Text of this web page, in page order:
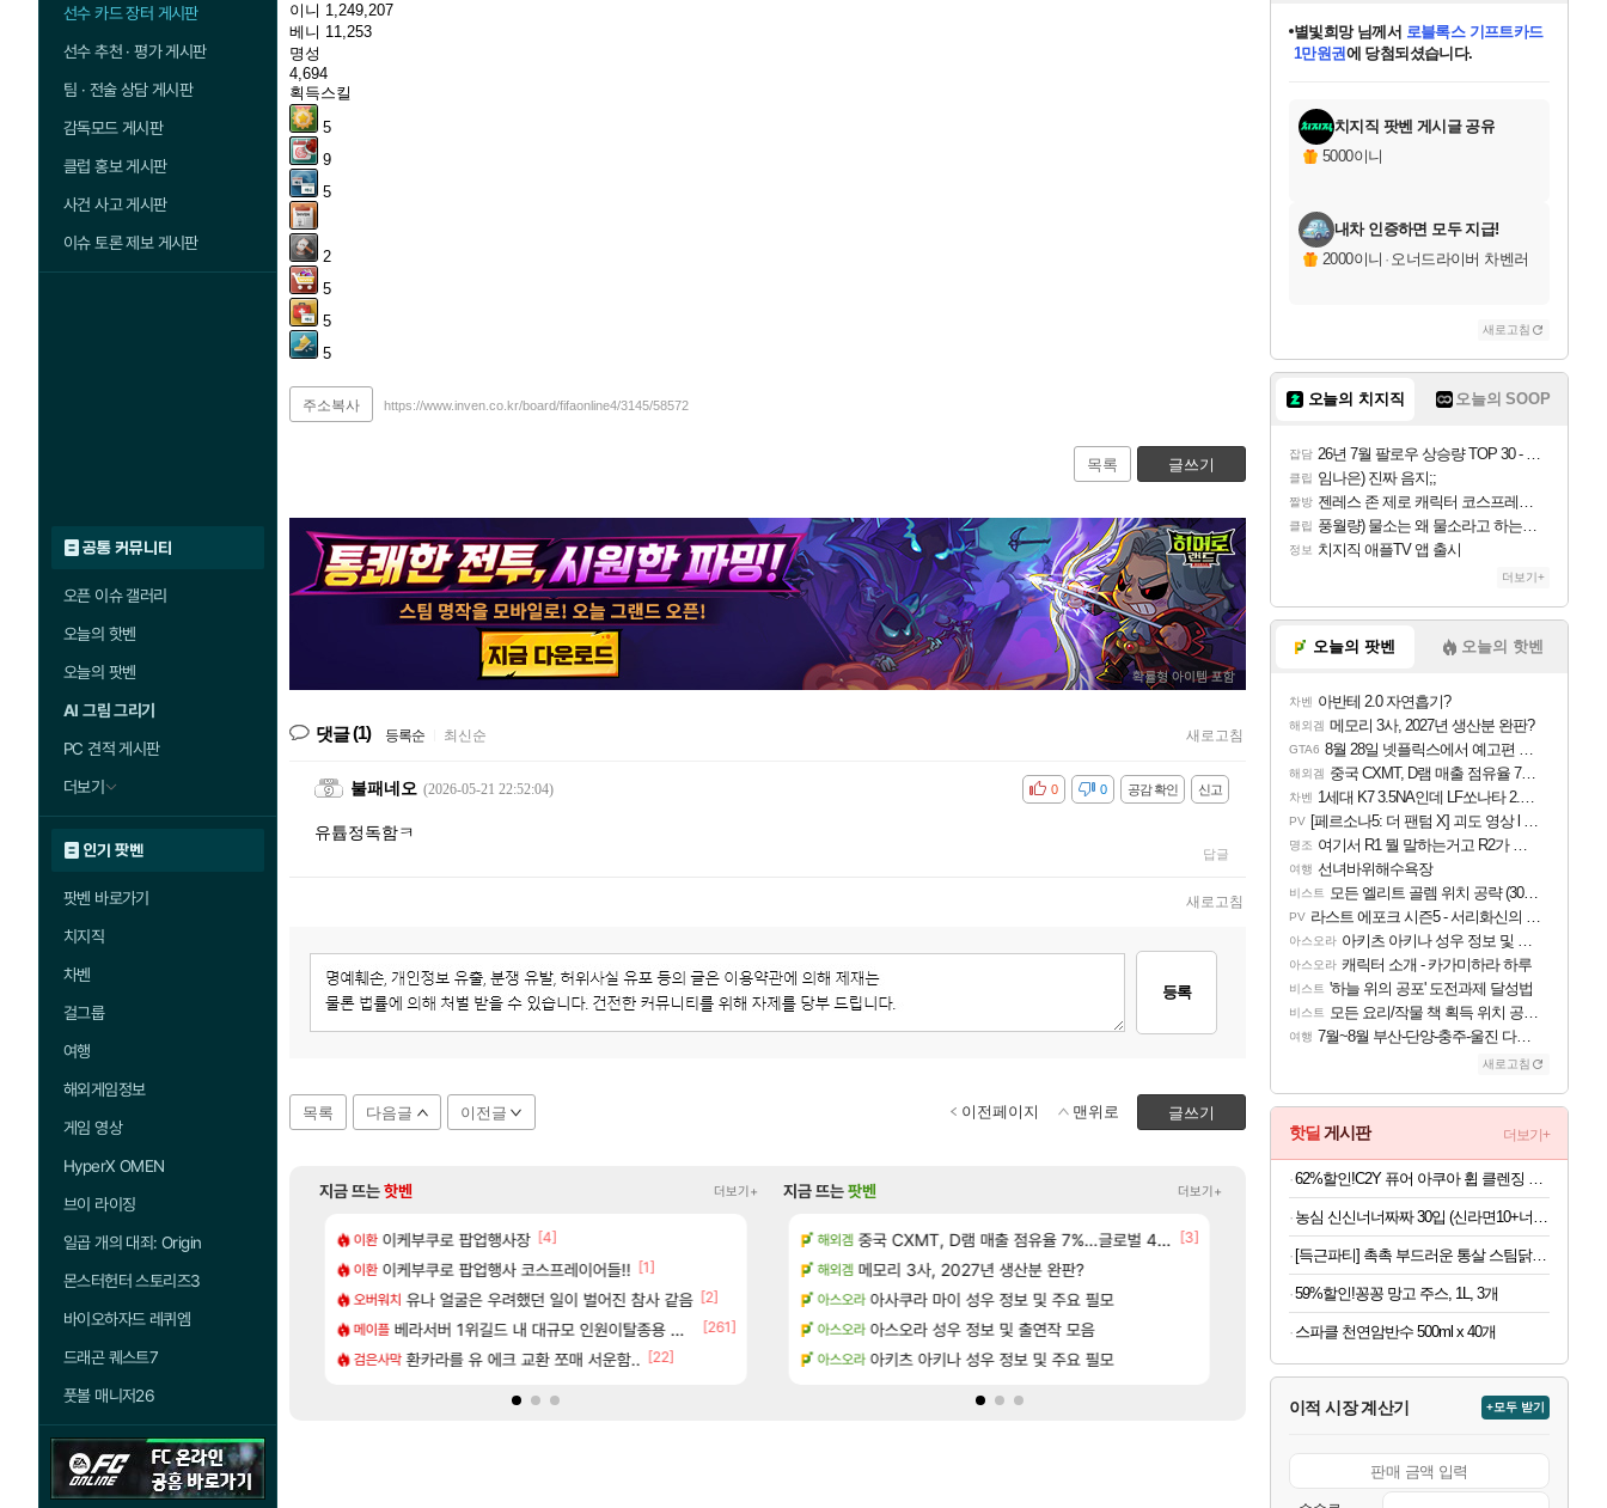
선수 카드 장터 게시판
선수 추천 · 평가 게시판
팀 · 전술 상담 게시판
감독모드 게시판
클럽 홍보 게시판
사건 사고 게시판
이슈 토론 제보 게시판
공통 커뮤니티
오픈 이슈 갤러리
오늘의 핫벤
오늘의 팟벤
AI 그림 그리기
PC 견적 게시판
더보기
인기 팟벤
팟벤 바로가기
치지직
차벤
걸그룹
여행
해외게임정보
게임 영상
HyperX OMEN
브이 라이징
일곱 개의 대죄: Origin
몬스터헌터 스토리즈3
바이오하자드 레퀴엠
드래곤 퀘스트7
풋볼 매니저26
이니 1,249,207
베니 11,253
명성
4,694
획득스킬
5
9
5
2
5
5
5
주소복사 https://www.inven.co.kr/board/fifaonline4/3145/58572
목록 글쓰기
댓글(1) 등록순 최신순 새로고침
불패네오 (2026-05-21 22:52:04) 신고
공감 확인
비공감 0
0
유튭정독함ㅋ
답글
새로고침
등록
목록 다음글 이전글 글쓰기
이전페이지 맨위로
지금 뜨는핫벤 더보기+
[15]
억 부자 아니였음??
왔습니다 [73]
길드내에서 쿠데타 일어났네
이환 이케부쿠로 팝업행사장 [4]
이환 이케부쿠로 팝업행사 코스프레이어들!! [1]
오버워치 유나 얼굴은 우려했던 일이 벌어진 참사 같음 [2]
메이플 베라서버 1위길드 내 대규모 인원이탈종용 추정사건
[261]
검은사막 환카라를 유 에크 교환 쪼매 서운함.. [22]
검은사막 펄없의 퍼주는듯하면서 악랄한 BM 설계 [24]
리니지M 주말패키지 결과..... [5]
오버워치 D.mon 스킬셋 나왔다 [5]
SOL 영웅무기도안 제작 질문
메이플 환산 13만 스펙으로 삐져서 매주 수로 10만점 치고있으면 ㅋㅋ
검은사막 중상유저들 [15]
후닝 780억 부자 아니였음?? [56]
결국 돌고 돌아 와우 [28]
유물칭호 따왔습니다 [73]
메이플 아이고... 길드내에서 쿠데타 일어났네
지금 뜨는팟벤 더보기+
일 넷플릭스에서 예고편 공개 예정
해수욕장
리트 골렘 위치 공략 (30개) - 방랑 결투가
우에라 업그레이드 아이템 획득 위치 공략 (89개)
아스오라 카가미하라 하루 성우 정보 및 주요 필모
비스트 모든 요리/작물 책 획득 위치 공략 (36개) - 미식가 도전과제
차벤 아반테 2.0 자연흡기? [1]
섭컬겜 무한대 아난타 유출과 앞으로의 예상 (루머)
PV 라스트 에포크 시즌5 - 서리화신의 분노 티저
해외겜 중국 CXMT, D램 매출 점유율 7%…글로벌 4위로 부상
[3]
해외겜 메모리 3사, 2027년 생산분 완판?
아스오라 아사쿠라 마이 성우 정보 및 주요 필모
아스오라 아스오라 성우 정보 및 출연작 모음
아스오라 아키츠 아키나 성우 정보 및 주요 필모
GTA6 8월 28일 넷플릭스에서 예고편 공개 예정
선녀바위해수욕장
[여행_국내] 남해 독일마을 [1]
비스트 모든 엘리트 골렘 위치 공략 (30개) - 방랑 결
비스트 모든 바우에라 업그레이드 아이템 획득 위치 공략 (89
교환.
당첨되셨습니다.
당첨되셨습니다.
당첨되셨습니다.
별빛희망님께서 로블록스 기프트카드
1만원권에 당첨되셨습니다.
당첨되셨습니다.
당첨되셨습니다.
당첨되셨습니다.
당첨되셨습니다.
에디션 (스팀코드)를 교환.
당첨되셨습니다.
치지직 팟벤 게시글 공유
5000이니
내차 인증하면 모두 지급!
2000이니 · 오너드라이버 차벤러
새로고침
오늘의 치지직 오늘의 SOOP
잡담 26년 7월 팔로우 상승량 TOP 30 - 월간 치지직
클립 임나은) 진짜 음지;;
짤방 젠레스 존 제로 캐릭터 코스프레한 꽁주
클립 풍월량) 물소는 왜 물소라고 하는거야? 아! 그만 ㅋㅋ 알았어 ㅋㅋ
정보 치지직 애플TV 앱 출시
더보기+
오늘의 팟벤 오늘의 핫벤
차벤 아반테 2.0 자연흡기?
해외겜 메모리 3사, 2027년 생산분 완판?
GTA6 8월 28일 넷플릭스에서 예고편 공개 예정
해외겜 중국 CXMT, D램 매출 점유율 7%…글로벌 4위로 부상
차벤 1세대 K7 3.5NA인데 LF쏘나타 2.0NA 기변하면 유류비 절약이 얼마나 될까요..?
PV [페르소나5: 더 팬텀 X] 괴도 영상 l 타카마키 안·댄싱 스타
명조 여기서 R1 뭘 말하는거고 R2가 뭘말하는걸까요?
여행 선녀바위해수욕장
비스트 모든 엘리트 골렘 위치 공략 (30개) - 방랑 결투가
PV 라스트 에포크 시즌5 - 서리화신의 분노 티저
아스오라 아키츠 아키나 성우 정보 및 주요 필모
아스오라 캐릭터 소개 - 카가미하라 하루
비스트 '하늘 위의 공포' 도전과제 달성법
비스트 모든 요리/작물 책 획득 위치 공략 (36개) - 미식가 도전과제
여행 7월~8월 부산-단양-충주-울진 다녀왔어요~
새로고침
핫딜 게시판 더보기+
[득근파티] 촉촉 부드러운 통살 스팀닭가슴살 18팩 6가지맛
59%할인!꽁꽁 망고 주스, 1L, 3개
스파클 천연암반수 500ml x 40개
이적 시장 계산기 +모두 받기